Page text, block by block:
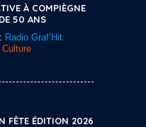
À COMPIÈGNE
50 ANS
Radio Graf’Hit
Culture
FÊTE ÉDITION 2026